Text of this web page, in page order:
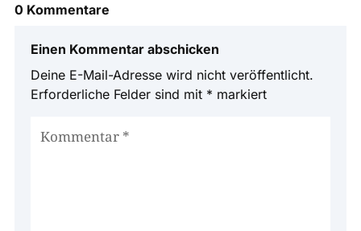
0 Kommentare
Einen Kommentar abschicken
Deine E-Mail-Adresse wird nicht veröffentlicht.
Erforderliche Felder sind mit * markiert